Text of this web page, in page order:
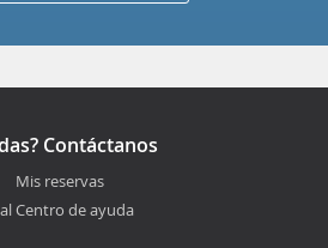
Contáctanos
Mis reservas
Centro de ayuda